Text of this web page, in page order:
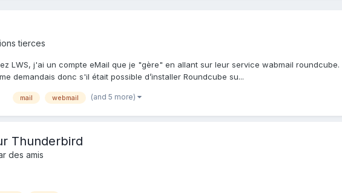
tierces
LWS, j'ai un compte eMail que je "gère" en allant sur leur service wabmail
demandais donc s'il était possible d’installer Roundcube su...
mail webmail (and 5 more)
Thunderbird
des amis